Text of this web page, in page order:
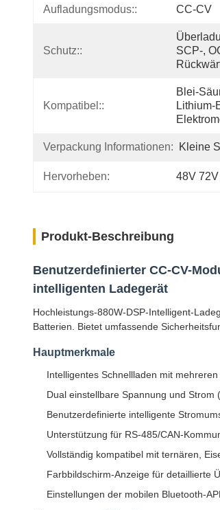
Aufladungsmodus:: CC-CV
Schutz::
SCP-,
Kompatibel::
Blei-
Lithium-
Verpackung Informationen: Kleine
Hervorheben: 48V
Produkt-Beschreibung
Benutzerdefinierter CC-CV-
intelligenten Ladegerät
Hochleistungs-880W-DSP-Intelligent-
Batterien. Bietet umfassende
Hauptmerkmale
Intelligentes Schnellladen mit
Dual einstellbare Spannung und Strom
Benutzerdefinierte intelligente
Unterstützung für RS-485/CAN-
Vollständig kompatibel mit ternären,
Farbbildschirm-Anzeige für detaillierte
Einstellungen der mobilen Bluetooth-